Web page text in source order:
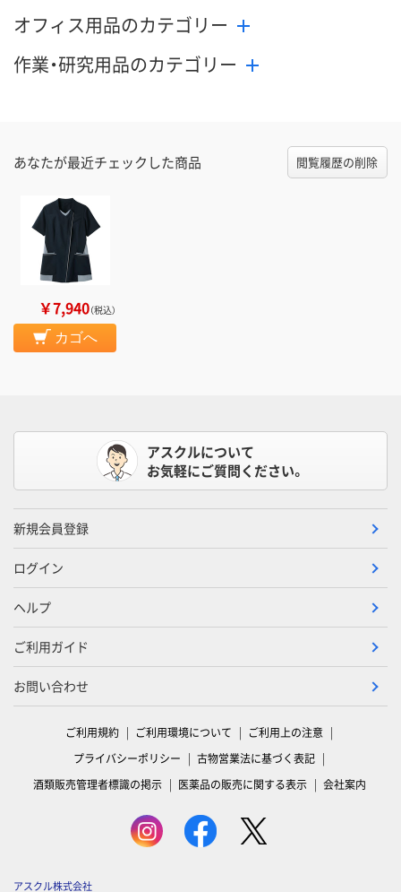
オフィス用品のカテゴリー
作業・研究用品のカテゴリー
あなたが最近チェックした商品 閲覧履歴の削除
￥7,940（税込）
カゴへ
アスクルについて
お気軽にご質問ください。
新規会員登録
ログイン
ヘルプ
ご利用ガイド
お問い合わせ
ご利用規約 ご利用環境について
ご利用上の注意
プライバシーポリシー
古物営業法に基づく表記
酒類販売管理者標識の掲示
医薬品の販売に関する表示 会社案内
アスクル株式会社